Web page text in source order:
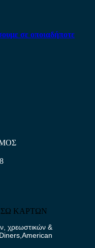
σε οποιαδήποτε
ΚΑΡΤΩΝ
χρεωστικών &